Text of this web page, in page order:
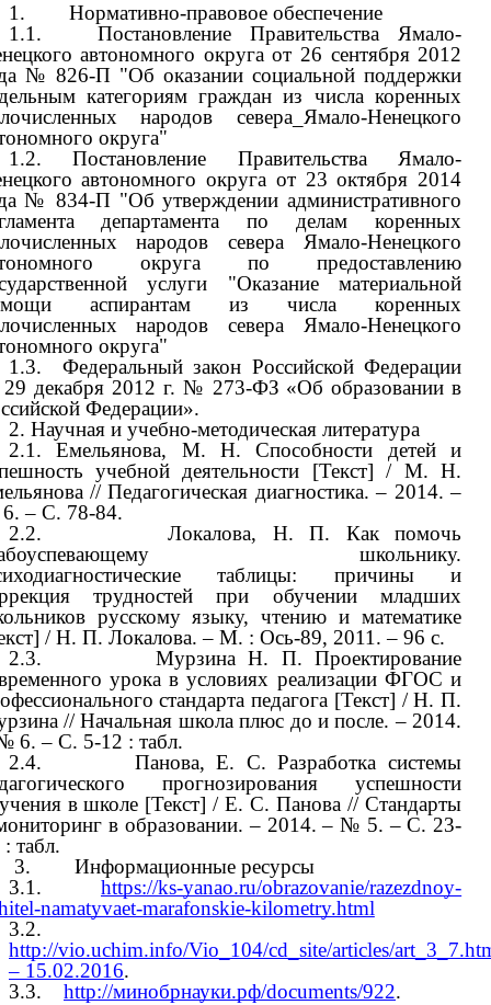
1. Нормативно-правовое обеспечение
1.1. Постановление Правительства Ямало-
автономного округа от 26 сентября 2012
№ 826-П "Об оказании социальной поддержки
категориям граждан из числа коренных
народов севера_Ямало-Ненецкого
округа"
1.2. Постановление Правительства Ямало-
автономного округа от 23 октября 2014
№ 834-П "Об утверждении административного
департамента по делам коренных
народов севера Ямало-Ненецкого
округа по предоставлению
услуги "Оказание материальной
аспирантам из числа коренных
народов севера Ямало-Ненецкого
округа"
1.3. Федеральный закон Российской Федерации
29 декабря 2012 г. № 273-ФЗ «Об образовании в
Федерации».
2. Научная и учебно-методическая литература
2.1. Емельянова, М. Н. Способности детей и
учебной деятельности [Текст] / М. Н.
// Педагогическая диагностика. – 2014. –
– С. 78-84.
2.2. Локалова, Н. П. Как помочь
школьнику.
таблицы: причины и
трудностей при обучении младших
русскому языку, чтению и математике
/ Н. П. Локалова. – М. : Ось-89, 2011. – 96 с.
2.3. Мурзина Н. П. Проектирование
урока в условиях реализации ФГОС и
стандарта педагога [Текст] / Н. П.
// Начальная школа плюс до и после. – 2014.
6. – С. 5-12 : табл.
2.4. Панова, Е. С. Разработка системы
прогнозирования успешности
в школе [Текст] / Е. С. Панова // Стандарты
в образовании. – 2014. – № 5. – С. 23-
табл.
3. Информационные ресурсы
3.1.https://ks-yanao.ru/obrazovanie/razezdnoy-
namatyvaet-marafonskie-kilometry.html
3.2.
http://vio.uchim.info/Vio_104/cd_site/articles/
– 15.02.2016.
3.3. http://минобрнауки.рф/documents/922.